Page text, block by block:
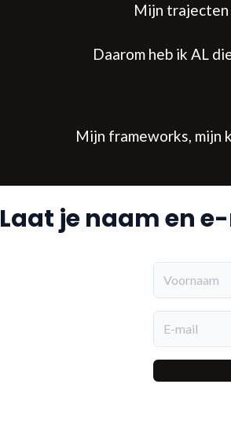
Mijn trajecten
Daarom heb ik AL
Mijn frameworks, mijn
Laat je naam en
Voornaam
E-mail